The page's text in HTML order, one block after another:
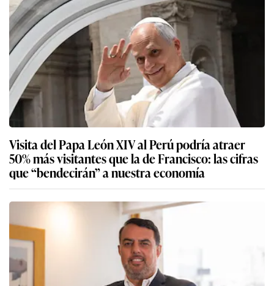
Visita del Papa León XIV al Perú podría atraer
50% más visitantes que la de Francisco: las cifras
que “bendecirán” a nuestra economía